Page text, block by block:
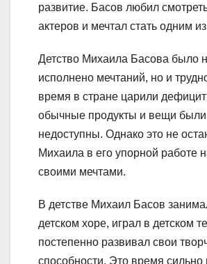
развитие. Басов любил
актеров и мечтал стать одним
Детство Михаила Басова было
исполнено мечтаний, но и
время в стране царили
обычные продукты и вещи были
недоступны. Однако это не
Михаила в его упорной работе
своими мечтами.
В детстве Михаил Басов
детском хоре, играл в детском
постепенно развивал свои
способности. Это время сильно